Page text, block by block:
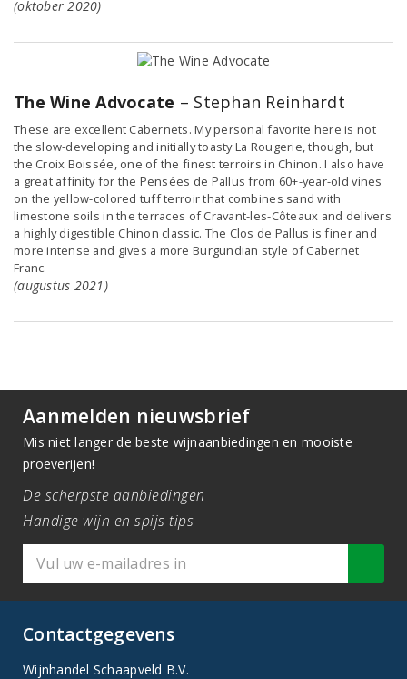
(oktober 2020)
The Wine Advocate – Stephan Reinhardt
These are excellent Cabernets. My personal favorite here is not
the slow-developing and initially toasty La Rougerie, though, but
the Croix Boissée, one of the finest terroirs in Chinon. I also have
a great affinity for the Pensées de Pallus from 60+-year-old vines
on the yellow-colored tuff terroir that combines sand with
limestone soils in the terraces of Cravant-les-Côteaux and delivers
a highly digestible Chinon classic. The Clos de Pallus is finer and
more intense and gives a more Burgundian style of Cabernet
Franc.
(augustus 2021)
Aanmelden nieuwsbrief
Mis niet langer de beste wijnaanbiedingen en mooiste
proeverijen!
De scherpste aanbiedingen
Handige wijn en spijs tips
Contactgegevens
Wijnhandel Schaapveld B.V.